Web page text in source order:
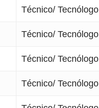
Técnico/ Tecnólogo
Técnico/ Tecnólogo
Técnico/ Tecnólogo
Técnico/ Tecnólogo